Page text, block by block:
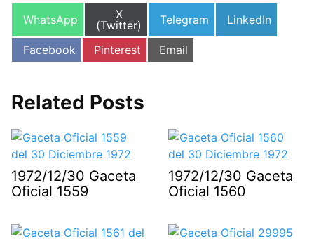
Compartir
WhatsApp
Compartir
en
X
(Twitter)
Compartir
Telegram
Compartir
LinkedIn
Compartir
en
Facebook
Compartir
en
Pinterest
Compartir
en
Email
Related Posts
1972/12/30 Gaceta
Oficial 1559
1972/12/30 Gaceta
Oficial 1560